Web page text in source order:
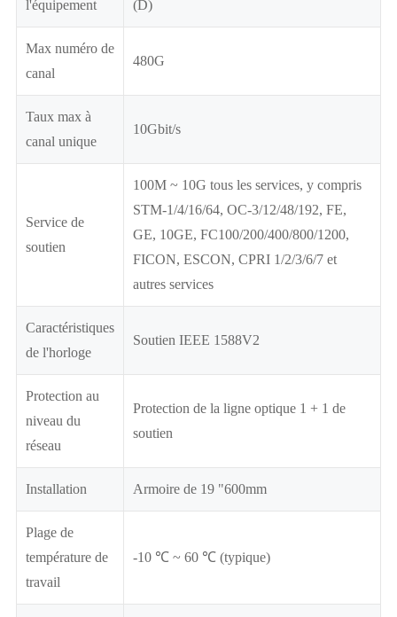
l'équipement (D)
Max numéro de
canal
480G
Taux max à
canal unique
10Gbit/s
Service de
soutien
100M ~ 10G tous les services, y compris
STM-1/4/16/64, OC-3/12/48/192, FE,
GE, 10GE, FC100/200/400/800/1200,
FICON, ESCON, CPRI 1/2/3/6/7 et
autres services
Caractéristiques
de l'horloge
Soutien IEEE 1588V2
Protection au
niveau du
réseau
Protection de la ligne optique 1 + 1 de
soutien
Installation Armoire de 19 "600mm
Plage de
température de
travail
-10 ℃ ~ 60 ℃ (typique)